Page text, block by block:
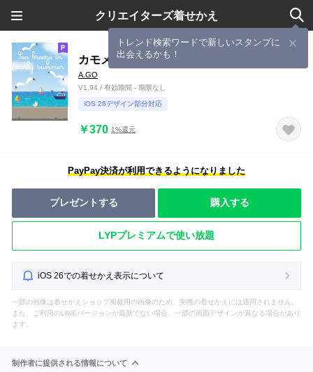
クリエイターズ着せかえ
トレンド検索ワードで新しいスタンプに
出会えるかも！
カモメと初夏の海岸
A.GO
V1.94 / 有効期間 - 期限なし
iOS 26デザイン部分対応
￥370 1%還元
PayPay決済が利用できるようになりました
プレゼントする 購入する
LYPプレミアムで使い放題
iOS 26での着せかえ表示について
一部の画像は着せかえショップ掲載用の画像のため、実際の着せかえには適用されません。
また、ご利用のLINEバージョンが最新でない場合、一部の画面デザインが異なる場合があり
ます。
制作者に提供される情報について